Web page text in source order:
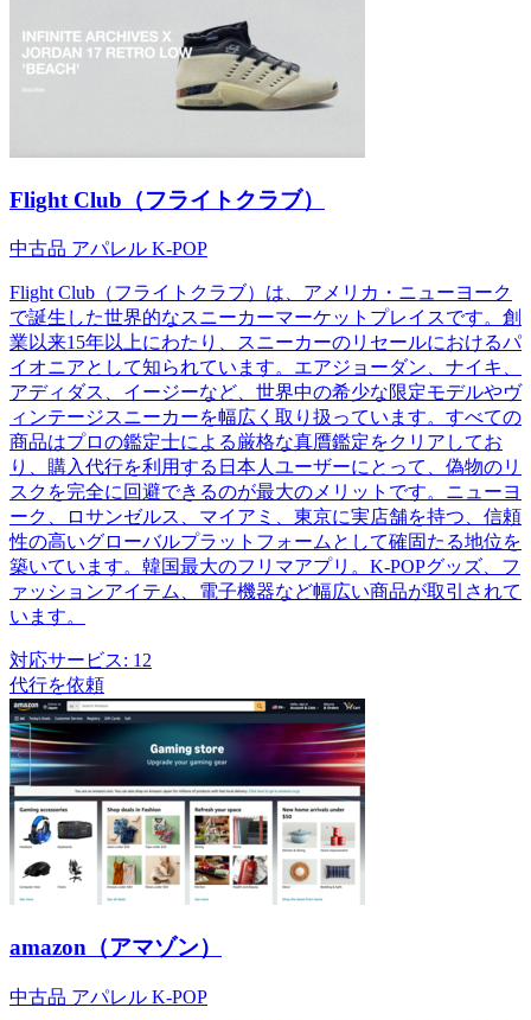
Flight Club（フライトクラブ）
中古品 アパレル K-POP
Flight Club（フライトクラブ）は、アメリカ・ニューヨーク
で誕生した世界的なスニーカーマーケットプレイスです。創
業以来15年以上にわたり、スニーカーのリセールにおけるパ
イオニアとして知られています。エアジョーダン、ナイキ、
アディダス、イージーなど、世界中の希少な限定モデルやヴ
ィンテージスニーカーを幅広く取り扱っています。すべての
商品はプロの鑑定士による厳格な真贋鑑定をクリアしてお
り、購入代行を利用する日本人ユーザーにとって、偽物のリ
スクを完全に回避できるのが最大のメリットです。ニューヨ
ーク、ロサンゼルス、マイアミ、東京に実店舗を持つ、信頼
性の高いグローバルプラットフォームとして確固たる地位を
築いています。韓国最大のフリマアプリ。K-POPグッズ、フ
ァッションアイテム、電子機器など幅広い商品が取引されて
います。
対応サービス: 12
代行を依頼
amazon（アマゾン）
中古品 アパレル K-POP